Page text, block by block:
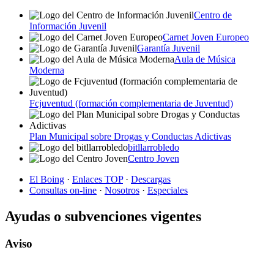
Centro de
Información Juvenil
Carnet Joven Europeo
Garantía Juvenil
Aula de Música
Moderna
Fcjuventud (formación complementaria de Juventud)
Plan Municipal sobre Drogas y Conductas Adictivas
bitllarrobledo
Centro Joven
El Boing · Enlaces TOP· Descargas
Consultas on-line · Nosotros · Especiales
Ayudas o subvenciones vigentes
Aviso